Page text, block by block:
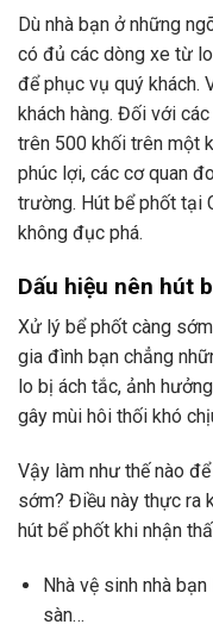
Dù nhà bạn ở những
có đủ các dòng xe từ
để phục vụ quý khách.
khách hàng. Đối với
trên 500 khối trên một
phúc lợi, các cơ quan
trường. Hút bể phốt tại
không đục phá.
Dấu hiệu nên hút
Xử lý bể phốt càng
gia đình bạn chẳng
lo bị ách tắc, ảnh
gây mùi hôi thối khó
Vậy làm như thế nào
sớm? Điều này thực ra
hút bể phốt khi nhận
Nhà vệ sinh nhà
sàn…